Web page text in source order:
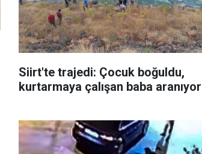
Siirt'te trajedi: Çocuk boğuldu,
kurtarmaya çalışan baba aranıyor